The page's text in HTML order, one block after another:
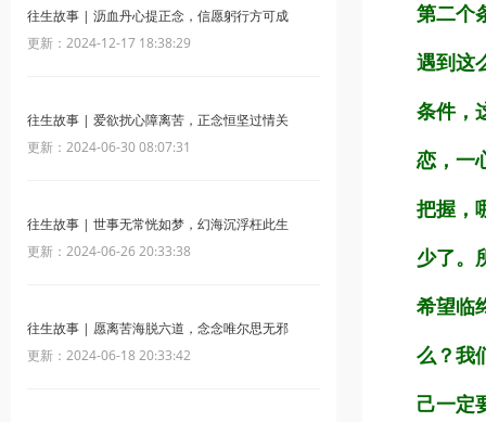
往生故事 | 沥血丹心提正念，信愿躬行方可成
更新：2024-12-17 18:38:29
往生故事 | 爱欲扰心障离苦，正念恒坚过情关
更新：2024-06-30 08:07:31
往生故事 | 世事无常恍如梦，幻海沉浮枉此生
更新：2024-06-26 20:33:38
往生故事 | 愿离苦海脱六道，念念唯尔思无邪
更新：2024-06-18 20:33:42
第二个
遇到这
条件，
恋，一
把握，
少了。
希望临
么？我
己一定